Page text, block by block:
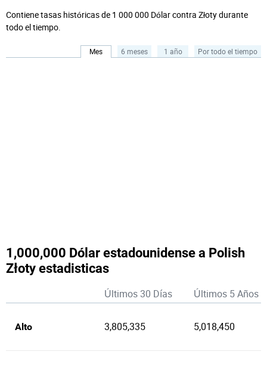
Contiene tasas históricas de 1 000 000 Dólar contra Złoty durante
todo el tiempo.
Mes 6 meses 1 año Por todo el tiempo
1,000,000 Dólar estadounidense a Polish
Złoty estadisticas
Últimos 30 Días Últimos 5 Años
Alto 3,805,335 5,018,450